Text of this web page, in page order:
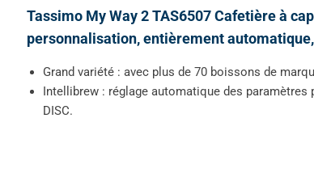
Tassimo My Way 2 TAS6507 Cafetière à
personnalisation, entièrement
Grand variété : avec plus de 70 boissons de
Intellibrew : réglage automatique des
DISC.